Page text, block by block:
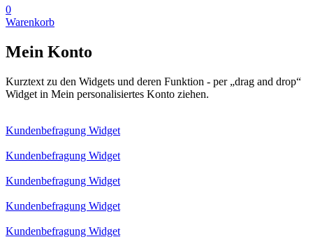
0
Warenkorb
Mein Konto
Kurztext zu den Widgets und deren Funktion - per „drag and drop“
Widget in Mein personalisiertes Konto ziehen.
Kundenbefragung Widget
Kundenbefragung Widget
Kundenbefragung Widget
Kundenbefragung Widget
Kundenbefragung Widget